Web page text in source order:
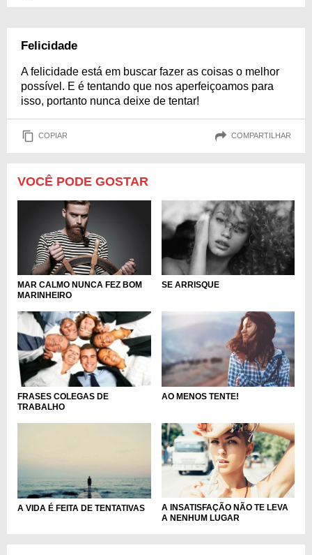
Felicidade
A felicidade está em buscar fazer as coisas o melhor
possível. E é tentando que nos aperfeiçoamos para
isso, portanto nunca deixe de tentar!
COPIAR COMPARTILHAR
VOCÊ PODE GOSTAR
MAR CALMO NUNCA FEZ BOM
MARINHEIRO
SE ARRISQUE
FRASES COLEGAS DE
TRABALHO
AO MENOS TENTE!
A VIDA É FEITA DE TENTATIVAS
A INSATISFAÇÃO NÃO TE LEVA
A NENHUM LUGAR